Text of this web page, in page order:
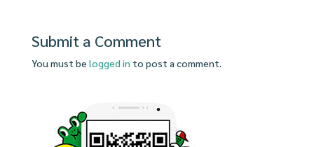
Submit a Comment
You must be logged in to post a comment.